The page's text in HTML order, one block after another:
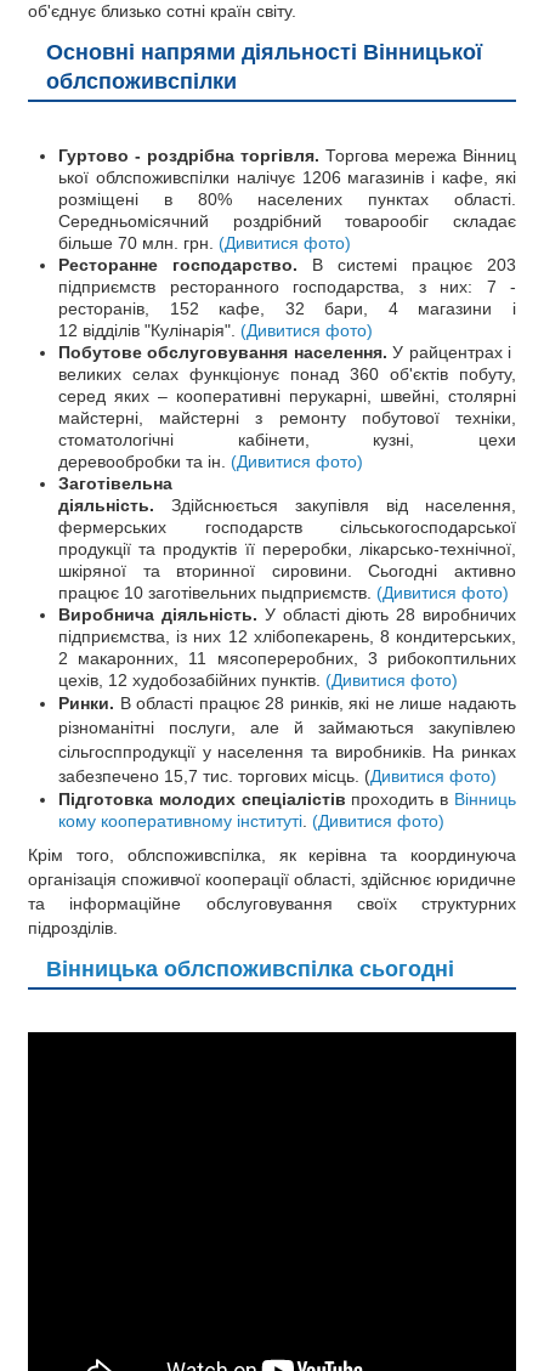
об'єднує близько сотні країн світу.
Основні напрями діяльності Вінницької
облспоживспілки
Гуртово - роздрібна торгівля. Торгова мережа Вінниц
ької облспоживспілки налічує 1206 магазинів і кафе, які
розміщені в 80% населених пунктах області.
Середньомісячний роздрібний товарообіг складає
більше 70 млн. грн. (Дивитися фото)
Ресторанне господарство. В системі працює 203
підприємств ресторанного господарства, з них: 7 -
ресторанів, 152 кафе, 32 бари, 4 магазини і
12 відділів "Кулінарія". (Дивитися фото)
Побутове обслуговування населення. У райцентрах і
великих селах функціонує понад 360 об'єктів побуту,
серед яких – кооперативні перукарні, швейні, столярні
майстерні, майстерні з ремонту побутової техніки,
стоматологічні кабінети, кузні, цехи
деревообробки та ін. (Дивитися фото)
Заготівельна
діяльність. Здійснюється закупівля від населення,
фермерських господарств сільськогосподарської
продукції та продуктів її переробки, лікарсько-технічної,
шкіряної та вторинної сировини. Сьогодні активно
працює 10 заготівельних пыдприємств. (Дивитися фото)
Виробнича діяльність. У області діють 28 виробничих
підприємства, із них 12 хлібопекарень, 8 кондитерських,
2 макаронних, 11 мясопереробних, 3 рибокоптильних
цехів, 12 худобозабійних пунктів. (Дивитися фото)
Ринки. В області працює 28 ринків, які не лише надають
різноманітні послуги, але й займаються закупівлею
сільгосппродукції у населення та виробників. На ринках
забезпечено 15,7 тис. торгових місць. (Дивитися фото)
Підготовка молодих спеціалістів проходить в Вінниць
кому кооперативному інституті. (Дивитися фото)
Крім того, облспоживспілка, як керівна та координуюча
організація споживчої кооперації області, здійснює юридичне
та інформаційне обслуговування своїх структурних
підрозділів.
Вінницька облспоживспілка сьогодні